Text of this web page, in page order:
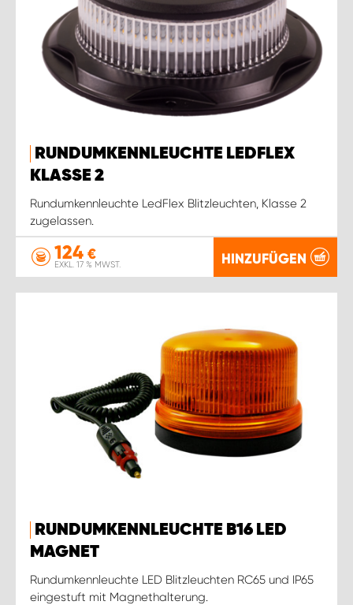
RUNDUMKENNLEUCHTE LEDFLEX
KLASSE 2
Rundumkennleuchte LedFlex Blitzleuchten, Klasse 2
zugelassen.
124 €
EXKL. 17 % MWST. HINZUFÜGEN
RUNDUMKENNLEUCHTE B16 LED
MAGNET
Rundumkennleuchte LED Blitzleuchten RC65 und IP65
eingestuft mit Magnethalterung.